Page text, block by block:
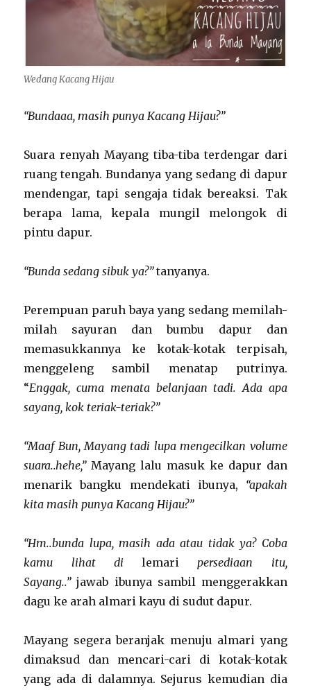
Wedang Kacang Hijau
“Bundaaa, masih punya Kacang Hijau?”
Suara renyah Mayang tiba-tiba terdengar dari
ruang tengah. Bundanya yang sedang di dapur
mendengar, tapi sengaja tidak bereaksi. Tak
berapa lama, kepala mungil melongok di
pintu dapur.
“Bunda sedang sibuk ya?”tanyanya.
Perempuan paruh baya yang sedang memilah-
milah sayuran dan bumbu dapur dan
memasukkannya ke kotak-kotak terpisah,
menggeleng sambil menatap putrinya.
“Enggak, cuma menata belanjaan tadi. Ada apa
sayang, kok teriak-teriak?”
“Maaf Bun, Mayang tadi lupa mengecilkan volume
suara..hehe,” Mayang lalu masuk ke dapur dan
menarik bangku mendekati ibunya, “apakah
kita masih punya Kacang Hijau?”
“Hm..bunda lupa, masih ada atau tidak ya? Coba
kamu lihat dilemari
persediaan itu,
Sayang..”jawab ibunya sambil menggerakkan
dagu ke arah almari kayu di sudut dapur.
Mayang segera beranjak menuju almari yang
dimaksud dan mencari-cari di kotak-kotak
yang ada di dalamnya. Sejurus kemudian dia